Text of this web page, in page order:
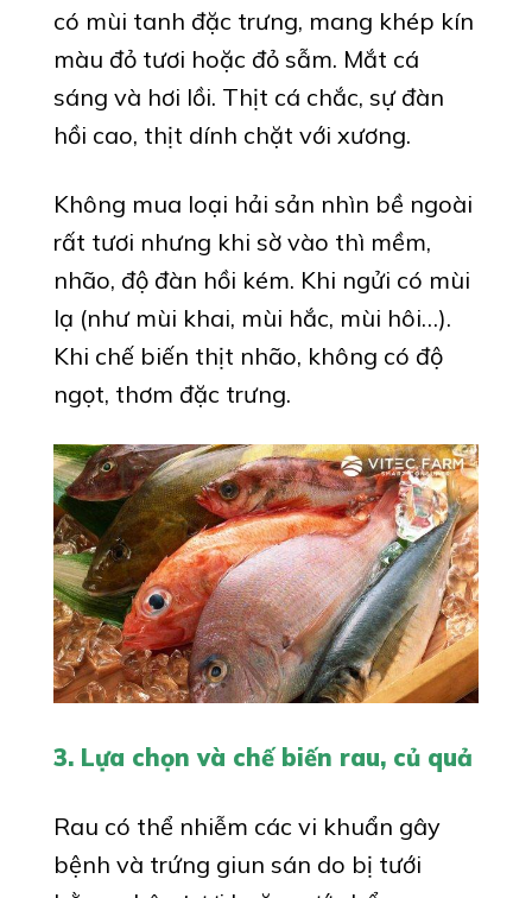
có mùi tanh đặc trưng, mang khép kín
màu đỏ tươi hoặc đỏ sẫm. Mắt cá
sáng và hơi lồi. Thịt cá chắc, sự đàn
hồi cao, thịt dính chặt với xương.
Không mua loại hải sản nhìn bề ngoài
rất tươi nhưng khi sờ vào thì mềm,
nhão, độ đàn hồi kém. Khi ngửi có mùi
lạ (như mùi khai, mùi hắc, mùi hôi…).
Khi chế biến thịt nhão, không có độ
ngọt, thơm đặc trưng.
3. Lựa chọn và chế biến rau, củ quả
Rau có thể nhiễm các vi khuẩn gây
bệnh và trứng giun sán do bị tưới